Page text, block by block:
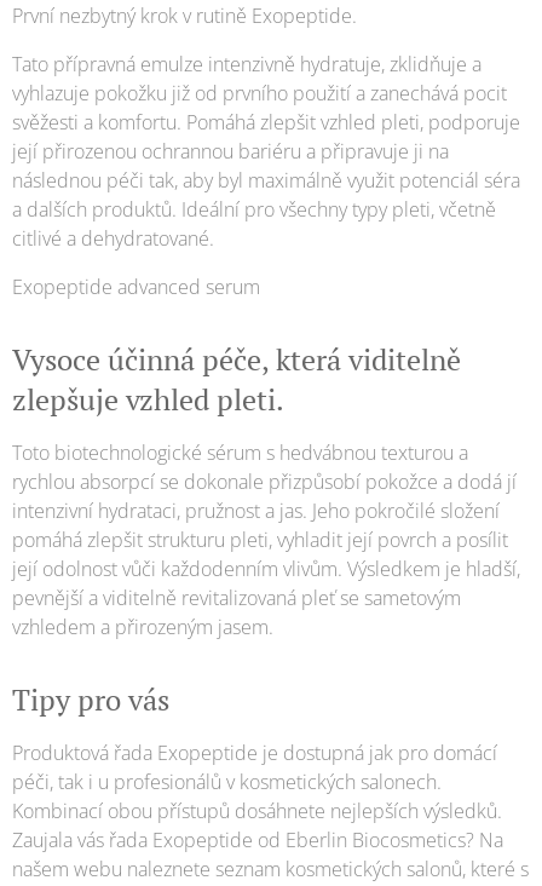
První nezbytný krok v rutině Exopeptide.
Tato přípravná emulze intenzivně hydratuje, zklidňuje a
vyhlazuje pokožku již od prvního použití a zanechává pocit
svěžesti a komfortu. Pomáhá zlepšit vzhled pleti, podporuje
její přirozenou ochrannou bariéru a připravuje ji na
následnou péči tak, aby byl maximálně využit potenciál séra
a dalších produktů. Ideální pro všechny typy pleti, včetně
citlivé a dehydratované.
Exopeptide advanced serum
Vysoce účinná péče, která viditelně
zlepšuje vzhled pleti.
Toto biotechnologické sérum s hedvábnou texturou a
rychlou absorpcí se dokonale přizpůsobí pokožce a dodá jí
intenzivní hydrataci, pružnost a jas. Jeho pokročilé složení
pomáhá zlepšit strukturu pleti, vyhladit její povrch a posílit
její odolnost vůči každodenním vlivům. Výsledkem je hladší,
pevnější a viditelně revitalizovaná pleť se sametovým
vzhledem a přirozeným jasem.
Tipy pro vás
Produktová řada Exopeptide je dostupná jak pro domácí
péči, tak i u profesionálů v kosmetických salonech.
Kombinací obou přístupů dosáhnete nejlepších výsledků.
Zaujala vás řada Exopeptide od Eberlin Biocosmetics? Na
našem webu naleznete seznam kosmetických salonů, které s